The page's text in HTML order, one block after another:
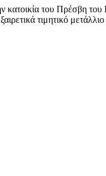
κατοικία του Πρέσβη
τιμητικό μετάλλιο